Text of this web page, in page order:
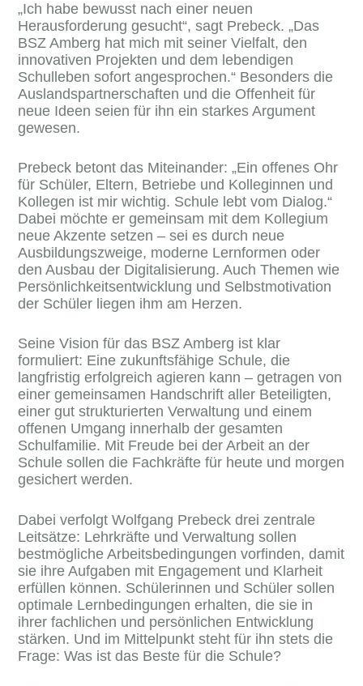
„Ich habe bewusst nach einer neuen
Herausforderung gesucht“, sagt Prebeck. „Das
BSZ Amberg hat mich mit seiner Vielfalt, den
innovativen Projekten und dem lebendigen
Schulleben sofort angesprochen.“ Besonders die
Auslandspartnerschaften und die Offenheit für
neue Ideen seien für ihn ein starkes Argument
gewesen.
Prebeck betont das Miteinander: „Ein offenes Ohr
für Schüler, Eltern, Betriebe und Kolleginnen und
Kollegen ist mir wichtig. Schule lebt vom Dialog.“
Dabei möchte er gemeinsam mit dem Kollegium
neue Akzente setzen – sei es durch neue
Ausbildungszweige, moderne Lernformen oder
den Ausbau der Digitalisierung. Auch Themen wie
Persönlichkeitsentwicklung und Selbstmotivation
der Schüler liegen ihm am Herzen.
Seine Vision für das BSZ Amberg ist klar
formuliert: Eine zukunftsfähige Schule, die
langfristig erfolgreich agieren kann – getragen von
einer gemeinsamen Handschrift aller Beteiligten,
einer gut strukturierten Verwaltung und einem
offenen Umgang innerhalb der gesamten
Schulfamilie. Mit Freude bei der Arbeit an der
Schule sollen die Fachkräfte für heute und morgen
gesichert werden.
Dabei verfolgt Wolfgang Prebeck drei zentrale
Leitsätze: Lehrkräfte und Verwaltung sollen
bestmögliche Arbeitsbedingungen vorfinden, damit
sie ihre Aufgaben mit Engagement und Klarheit
erfüllen können. Schülerinnen und Schüler sollen
optimale Lernbedingungen erhalten, die sie in
ihrer fachlichen und persönlichen Entwicklung
stärken. Und im Mittelpunkt steht für ihn stets die
Frage: Was ist das Beste für die Schule?